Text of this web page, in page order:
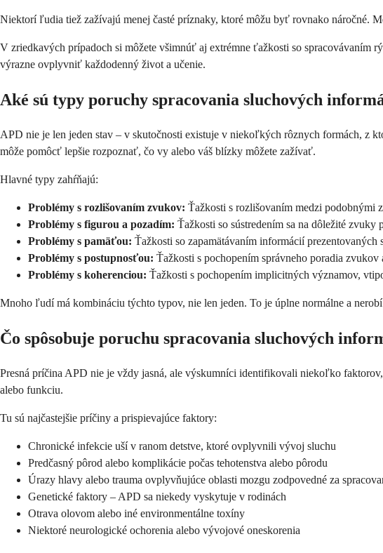
Niektorí ľudia tiež zažívajú menej časté príznaky, ktoré môžu byť rovnako náročné.
V zriedkavých prípadoch si môžete všimnúť aj extrémne ťažkosti so spracovávaním
výrazne ovplyvniť každodenný život a učenie.
Aké sú typy poruchy spracovania sluchových
APD nie je len jeden stav – v skutočnosti existuje v niekoľkých rôznych formách, z
môže pomôcť lepšie rozpoznať, čo vy alebo váš blízky môžete zažívať.
Hlavné typy zahŕňajú:
Problémy s rozlišovaním zvukov: Ťažkosti s rozlišovaním medzi podobnými
Problémy s figurou a pozadím: Ťažkosti so sústredením sa na dôležité zvuky
Problémy s pamäťou: Ťažkosti so zapamätávaním informácií prezentovaných
Problémy s postupnosťou: Ťažkosti s pochopením správneho poradia zvukov
Problémy s koherenciou: Ťažkosti s pochopením implicitných významov,
Mnoho ľudí má kombináciu týchto typov, nie len jeden. To je úplne normálne a
Čo spôsobuje poruchu spracovania sluchových
Presná príčina APD nie je vždy jasná, ale výskumníci identifikovali niekoľko
alebo funkciu.
Tu sú najčastejšie príčiny a prispievajúce faktory:
Chronické infekcie uší v ranom detstve, ktoré ovplyvnili vývoj sluchu
Predčasný pôrod alebo komplikácie počas tehotenstva alebo pôrodu
Úrazy hlavy alebo trauma ovplyvňujúce oblasti mozgu zodpovedné za
Genetické faktory – APD sa niekedy vyskytuje v rodinách
Otrava olovom alebo iné environmentálne toxíny
Niektoré neurologické ochorenia alebo vývojové oneskorenia